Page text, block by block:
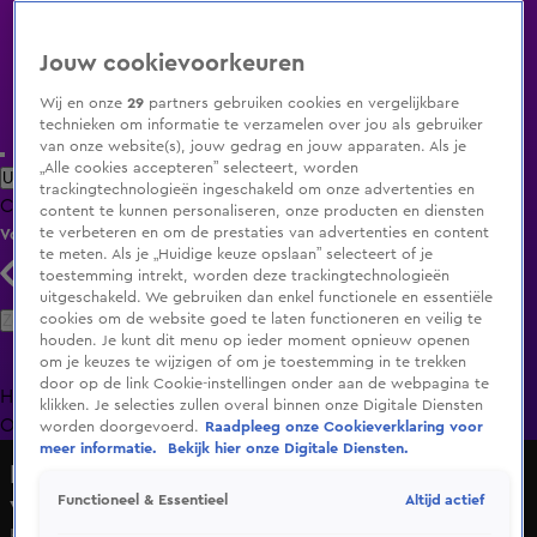
Uitzending Gemist Populaire programma's Zenders Genres
ClipsFilmsRadioSmart TV inlogShop
Volg KIJK
Zoeken
HomeUitzending Gemist Programma's De Bondgenoten
OranjezomerLivestreamsShop
van Nederland
Jouw cookievoorkeuren
Wij en onze29 partners gebruiken cookies en vergelijkbare
technieken om informatie te verzamelen over jou als gebruiker
van onze website(s), jouw gedrag en jouw apparaten. Als je
„Alle cookies accepteren” selecteert, worden
trackingtechnologieën ingeschakeld om onze advertenties en
content te kunnen personaliseren, onze producten en diensten
te verbeteren en om de prestaties van advertenties en content
te meten. Als je „Huidige keuze opslaan” selecteert of je
toestemming intrekt, worden deze trackingtechnologieën
uitgeschakeld. We gebruiken dan enkel functionele en essentiële
cookies om de website goed te laten functioneren en veilig te
houden. Je kunt dit menu op ieder moment opnieuw openen
om je keuzes te wijzigen of om je toestemming in te trekken
door op de link Cookie-instellingen onder aan de webpagina te
klikken. Je selecties zullen overal binnen onze Digitale Diensten
worden doorgevoerd.
Raadpleeg onze Cookieverklaring voor
meer informatie.
Bekijk hier onze Digitale Diensten.
Functioneel & Essentieel Altijd actief